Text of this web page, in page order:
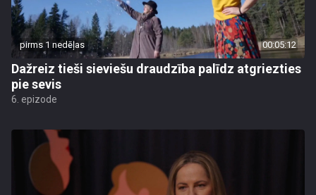
pirms 1 nedēļas 00:05:12
Dažreiz tieši sieviešu draudzība palīdz atgriezties
pie sevis
6. epizode